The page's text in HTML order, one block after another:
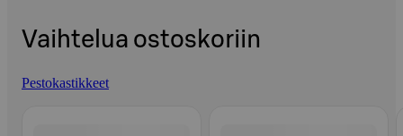
Vaihtelua ostoskoriin
Pestokastikkeet